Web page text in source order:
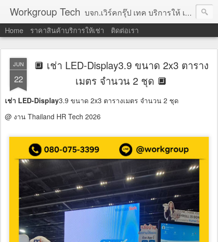
Workgroup Tech บจก.เวิร์คกรุ๊ป เทค บริการให้ เช่าคอมพิวเตอร์ โน้ตบุ๊ค โปรเจคเตอร์ ทีวีจอแบน จอทัชสกรีน ตู้คีออส วีดีโอวอล และอุปกรณ์อื่น ๆ บริการให้เช่าเป็น รายวัน
Home ราคาสินค้าบริการให้เช่า ติดต่อเรา
JUN
22
🔲 เช่า LED-Display3.9 ขนาด 2x3 ตาราง
เมตร จำนวน 2 ชุด 🔲
เช่า LED-Display3.9 ขนาด 2x3 ตารางเมตร จำนวน 2 ชุด
@ งาน Thailand HR Tech 2026